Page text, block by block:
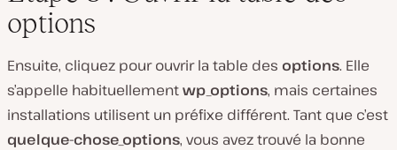
options
Ensuite, cliquez pour ouvrir la table des options. Elle
s’appelle habituellementwp_options, mais certaines
installations utilisent un préfixe différent. Tant que c’est
quelque-chose_options, vous avez trouvé la bonne